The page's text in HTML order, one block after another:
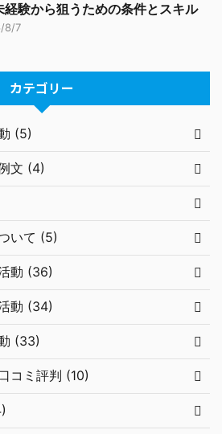
経験から狙うための条件とスキル
8/7
カテゴリー
(5)
文 (4)
いて (5)
動 (36)
動 (34)
(33)
コミ評判 (10)